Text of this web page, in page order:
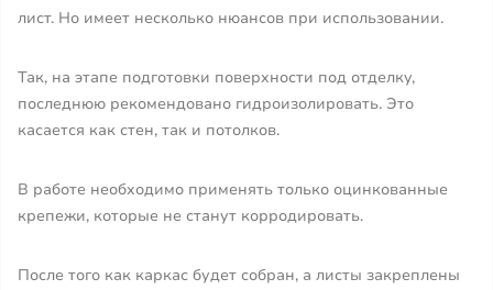
лист. Но имеет несколько нюансов при использовании.
Так, на этапе подготовки поверхности под отделку,
последнюю рекомендовано гидроизолировать. Это
касается как стен, так и потолков.
В работе необходимо применять только оцинкованные
крепежи, которые не станут корродировать.
После того как каркас будет собран, а листы закреплены